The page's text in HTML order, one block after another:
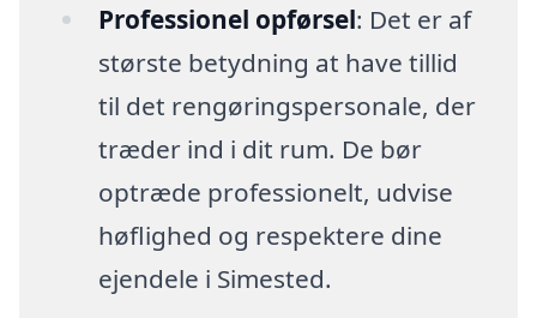
Professionel opførsel: Det er af
største betydning at have tillid
til det rengøringspersonale, der
træder ind i dit rum. De bør
optræde professionelt, udvise
høflighed og respektere dine
ejendele i Simested.